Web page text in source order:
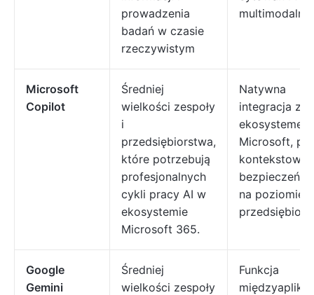
prowadzenia
badań w czasie
rzeczywistym
multimodalne.
Microsoft
Copilot
Średniej
wielkości zespoły
i
przedsiębiorstwa,
które potrzebują
profesjonalnych
cykli pracy AI w
ekosystemie
Microsoft 365.
Natywna
integracja z
ekosystemem
Microsoft,
kontekstowa i
na poziomie
Google
Gemini
Średniej
wielkości zespoły
Funkcja